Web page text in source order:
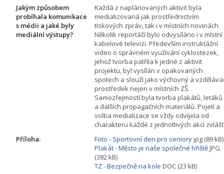
Jakým způsobem
probíhala komunikace
s médii a jaké byly
mediální výstupy?
Každá z naplánovaných aktivit byla
medializovaná jak prostřednictvím
tiskových zpráv, tak i v místních novinách.
Několik reportáží bylo odvysíláno i v místní
kabelové televizi. Především instruktážní
video o správném využívání cyklostezek,
jehož tvorba patřila k jedné z aktivit
projektu, byl vysílán v opakovaných
spotech a slouží jako výchovný a
prostředek nejen v místních ZŠ.
Samozřejmostí byla tvorba plakátů, letáků
a dalších propagačních materiálů. Pojetí a
volba medializace se vždy odvíjela od
charakteru každé z jednotlivých akcí
Příloha:
Foto - Sportovní den pro senioryjpg (89 kB)
Plakát - Město je naše společné hřištěJPG
(382 kB)
TZ - Bezpečně na kole DOC (23 kB)